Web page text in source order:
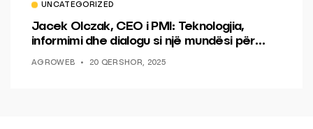
UNCATEGORIZED
Jacek Olczak, CEO i PMI: Teknologjia,
informimi dhe dialogu si një mundësi për
AGROWEB 20 QERSHOR, 2025